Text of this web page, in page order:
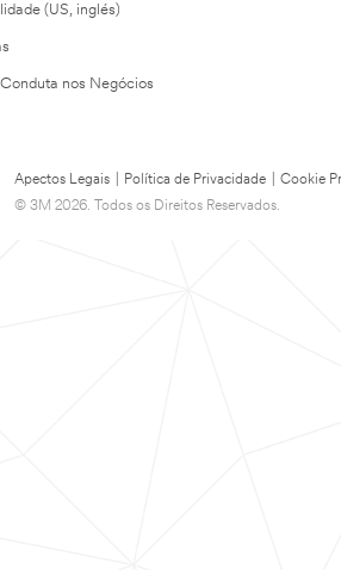
(US, inglés)
nos Negócios
Apectos Legais Política de Privacidade Cookie
© 3M 2026. Todos os Direitos Reservados.